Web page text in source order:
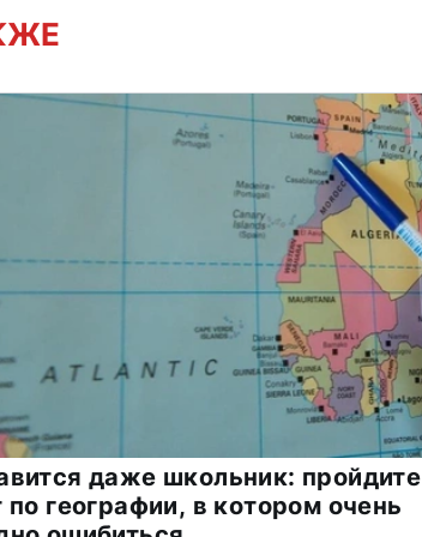
даже школьник: пройдите
по географии, в котором очень